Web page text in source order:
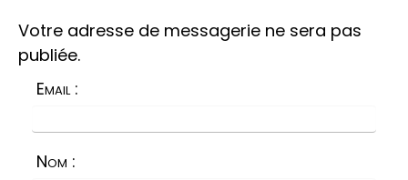
Votre adresse de messagerie ne sera pas
publiée.
Email :
Nom :